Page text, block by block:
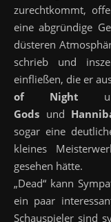
zurechtkommt,
eine abgründige
düsteren
schrieb und
einfließen, die er
of Night
Gods und
sogar eine
kleines
gesehen hätte.
„Dead“ kann
ein paar
Schauspieler sind